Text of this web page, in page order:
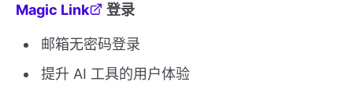
Magic Link 登录
邮箱无密码登录
提升 AI 工具的用户体验